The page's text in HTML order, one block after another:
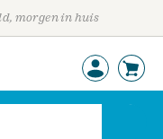
morgen in huis